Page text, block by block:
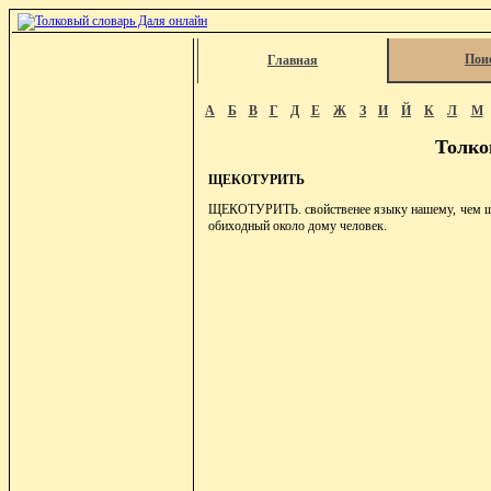
Главная
А Б В Г Д Е Ж З И Й К Л М
ЩЕКОТУРИТЬ
ЩЕКОТУРИТЬ. свойственее языку нашему, чем
обиходный около дому человек.